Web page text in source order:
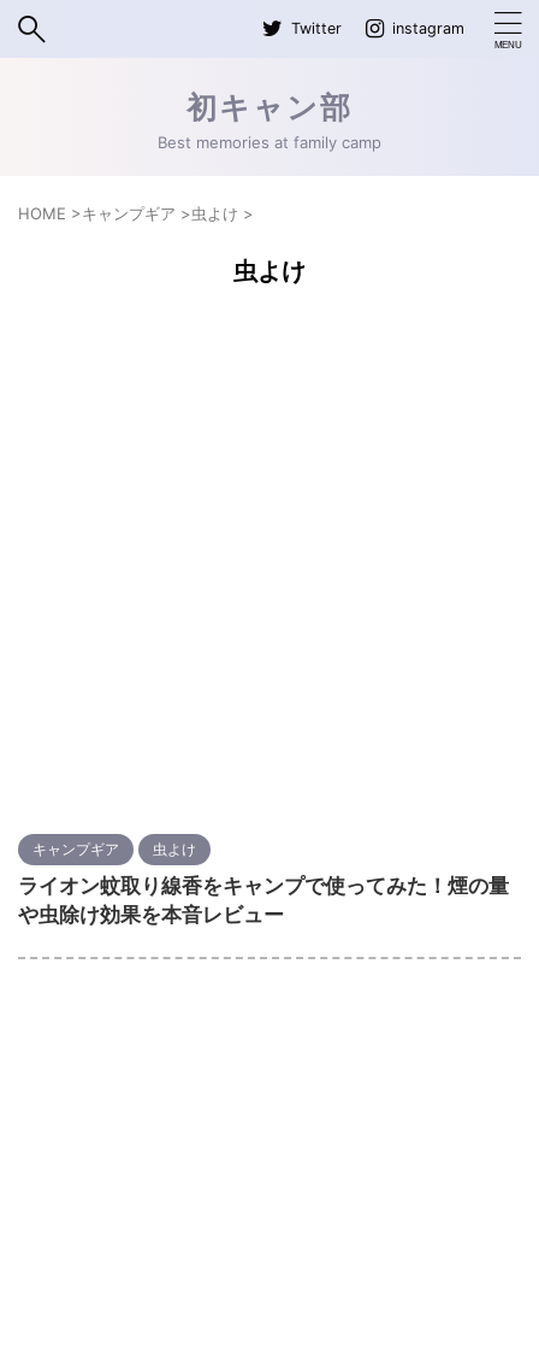
Twitter instagram
初キャン部
Best memories at family camp
HOME >キャンプギア >虫よけ >
虫よけ
キャンプギア 虫よけ
ライオン蚊取り線香をキャンプで使ってみた！煙の量
や虫除け効果を本音レビュー